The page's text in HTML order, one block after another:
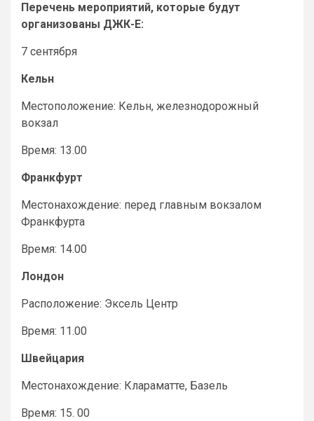
Перечень мероприятий, которые будут
организованы ДЖК-Е:
7 сентября
Кельн
Местоположение: Кельн, железнодорожный
вокзал
Время: 13.00
Франкфурт
Местонахождение: перед главным вокзалом
Франкфурта
Время: 14.00
Лондон
Расположение: Эксель Центр
Время: 11.00
Швейцария
Местонахождение: Клараматте, Базель
Время: 15. 00